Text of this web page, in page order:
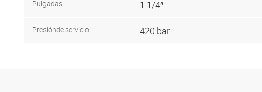
Pulgadas 1.1/4″
Presiónde servicio 420 bar